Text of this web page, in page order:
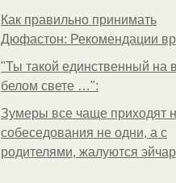
Как правильно принимать
Дюфастон: Рекомендации
"Ты такой единственный на
белом свете …":
Зумеры все чаще приходят
собеседования не одни, а с
родителями, жалуются